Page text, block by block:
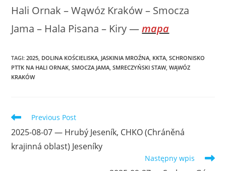
Hali Ornak – Wąwóz Kraków – Smocza
Jama – Hala Pisana – Kiry —mapa
TAGI:2025, DOLINA KOŚCIELISKA, JASKINIA MROŹNA, KKTA, SCHRONISKO
PTTK NA HALI ORNAK, SMOCZA JAMA, SMRECZYŃSKI STAW, WĄWÓZ
KRAKÓW
Read
articles
Previous Post
2025-08-07 — Hrubý Jeseník, CHKO (Chráněná
krajinná oblast) Jeseníky
Następny wpis